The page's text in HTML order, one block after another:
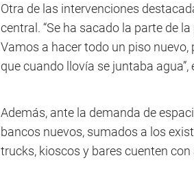
Otra de las intervenciones
central. “Se ha sacado la parte de
Vamos a hacer todo un piso
que cuando llovía se juntaba agua”,
Además, ante la demanda de
bancos nuevos, sumados a los
trucks, kioscos y bares cuenten